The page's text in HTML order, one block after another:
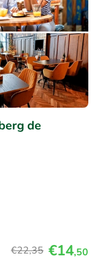
de
€22,35 €14,50